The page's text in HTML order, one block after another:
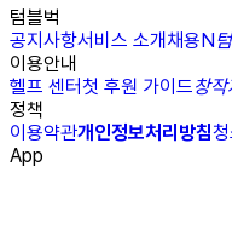
텀블벅
공지사항서비스 소개채용N
이용안내
헬프 센터첫 후원 가이드창
정책
이용약관개인정보처리방침
App